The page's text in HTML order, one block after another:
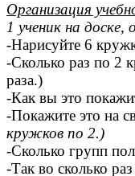
Организация
1 ученик на
-Нарисуйте 6
-Сколько раз по 2
раза.)
-Как вы это
-Покажите это на
кружков по 2.)
-Сколько групп
-Так во сколько